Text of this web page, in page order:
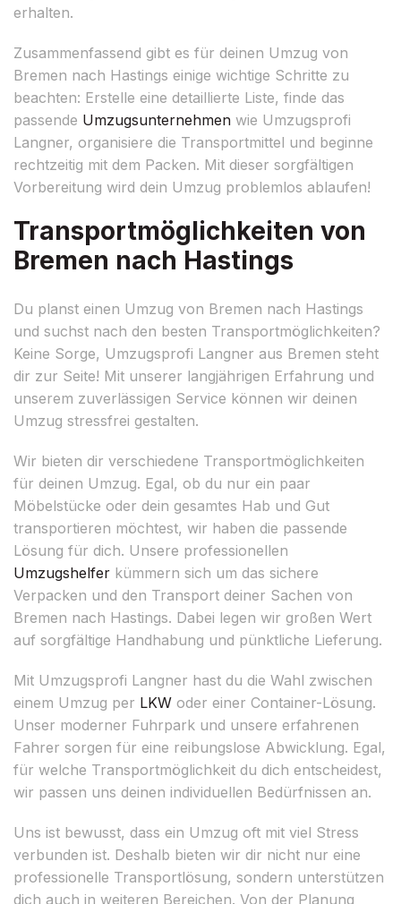
erhalten.
Zusammenfassend gibt es für deinen Umzug von
Bremen nach Hastings einige wichtige Schritte zu
beachten: Erstelle eine detaillierte Liste, finde das
passende Umzugsunternehmen wie Umzugsprofi
Langner, organisiere die Transportmittel und beginne
rechtzeitig mit dem Packen. Mit dieser sorgfältigen
Vorbereitung wird dein Umzug problemlos ablaufen!
Transportmöglichkeiten von
Bremen nach Hastings
Du planst einen Umzug von Bremen nach Hastings
und suchst nach den besten Transportmöglichkeiten?
Keine Sorge, Umzugsprofi Langner aus Bremen steht
dir zur Seite! Mit unserer langjährigen Erfahrung und
unserem zuverlässigen Service können wir deinen
Umzug stressfrei gestalten.
Wir bieten dir verschiedene Transportmöglichkeiten
für deinen Umzug. Egal, ob du nur ein paar
Möbelstücke oder dein gesamtes Hab und Gut
transportieren möchtest, wir haben die passende
Lösung für dich. Unsere professionellen
Umzugshelfer kümmern sich um das sichere
Verpacken und den Transport deiner Sachen von
Bremen nach Hastings. Dabei legen wir großen Wert
auf sorgfältige Handhabung und pünktliche Lieferung.
Mit Umzugsprofi Langner hast du die Wahl zwischen
einem Umzug per LKW oder einer Container-Lösung.
Unser moderner Fuhrpark und unsere erfahrenen
Fahrer sorgen für eine reibungslose Abwicklung. Egal,
für welche Transportmöglichkeit du dich entscheidest,
wir passen uns deinen individuellen Bedürfnissen an.
Uns ist bewusst, dass ein Umzug oft mit viel Stress
verbunden ist. Deshalb bieten wir dir nicht nur eine
professionelle Transportlösung, sondern unterstützen
dich auch in weiteren Bereichen. Von der Planung